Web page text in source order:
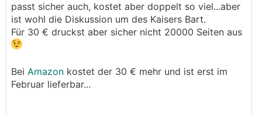
passt sicher auch, kostet aber doppelt so viel...aber
ist wohl die Diskussion um des Kaisers Bart.
Für 30 € druckst aber sicher nicht 20000 Seiten aus
Bei Amazon kostet der 30 € mehr und ist erst im
Februar lieferbar...